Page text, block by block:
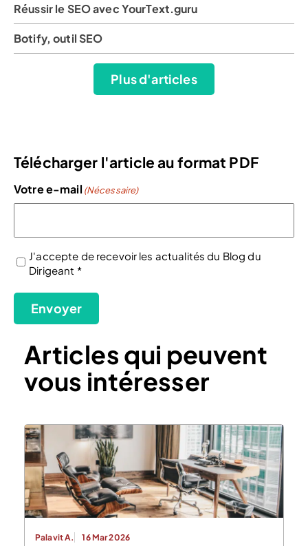
Réussir le SEO avec YourText.guru
Botify, outil SEO
Plus d'articles
Télécharger l'article au format PDF
Votre e-mail (Nécessaire)
(Nécessaire)
J'accepte de recevoir les actualités du Blog du
Dirigeant *
Envoyer
Articles qui peuvent
vous intéresser
Palavit A. 16 Mar 2026